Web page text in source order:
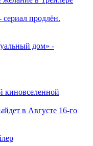
сериал продлён.
дом» -
киновселенной
в Августе 16-го